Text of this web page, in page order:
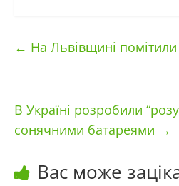
← На Львівщині
В Україні розробили
сонячними батареями →
Вас може